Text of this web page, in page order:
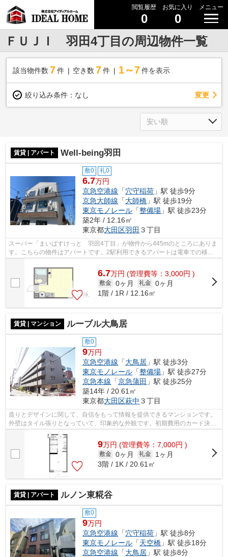
閲覧履歴
0
お気に入り
0
メニュー
ＦＵＪＩ 羽田4丁目の周辺物件一覧
該当物件数 7件 空き数 7 件 1～7 件を表示
絞り込み条件： なし 変更
賃貸 | アパート Well-being羽田
敷0 礼0
6.7万円
京急空港線 「穴守稲荷 」駅 徒歩9分
京急大師線 「大師橋 」駅 徒歩19分
東京モノレール 「整備場 」駅 徒歩23分
築2年 / 12.16㎡
東京都大田区羽田 ３丁目
スーパー「まいばすけっと 羽田4丁目」が物件から445mのところにありま
す。こちらの物件はアパートです。2駅利用できるアパートは電車での移動
6.7万円 (管理費等：3,000円 )
敷金 0ヶ月 礼金 0ヶ月
1階 / 1R / 12.16㎡
賃貸 | マンション ルーブル大鳥居
敷0
9万円
京急空港線 「大鳥居 」駅 徒歩3分
東京モノレール 「整備場 」駅 徒歩27分
京急本線 「京急蒲田 」駅 徒歩25分
築14年 / 20.61㎡
東京都大田区萩中 ３丁目
造りとデザインに関して、自信をもって情報を提供できるマンションです。
外壁はタイル張りとなっていて、印象的な外観です。初期費用のカード決済
9万円 (管理費等：7,000円 )
敷金 0ヶ月 礼金
1ヶ月
3階 / 1K / 20.61㎡
賃貸 | アパート ルノン東糀谷
敷0
9万円
京急空港線 「穴守稲荷 」駅 徒歩8分
東京モノレール 「天空橋 」駅 徒歩18分
京急空港線 「大鳥居 」駅 徒歩8分